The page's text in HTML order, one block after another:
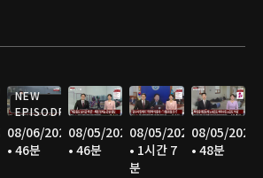
NEW
EPISODE
08/06/2026
• 46분
08/05/2026
• 46분
08/05/2026
• 1시간 7
분
08/05/2026
• 48분